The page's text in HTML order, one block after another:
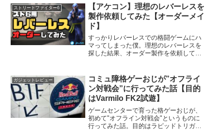
てみての感想、設定、ランクはどこまで
いけるのか、などを簡単にまとめていま
す。参考になれば幸いです。
ストリートファイター6
【アケコン】理想のレバーレスを
製作依頼してみた【オーダーメイ
ド】
すっかりレバーレスでの格闘ゲームにハ
マってしまった僕。理想のレバーレスを
探した結果、オーダー製作を依頼してみ
を紹介。
ガジェットレビュー
コミュ障格ゲーおじが”オフライ
ン対戦会”に行ってみた話【目的
はVarmilo FK2試遊】
ゲームセンターで育った格ゲーおじが、
初めて"オフライン対戦会"というものに
行ってみた話。目的はラピッドトリガー